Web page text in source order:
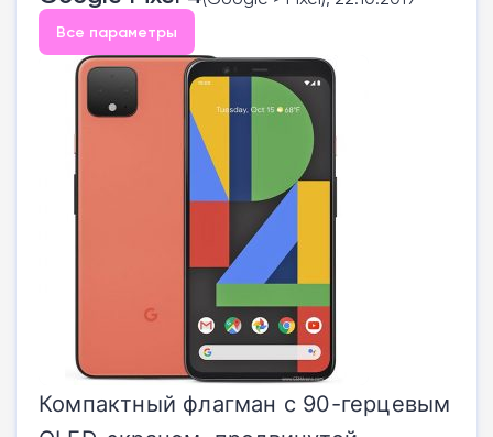
Все параметры
Компактный флагман с 90-герцевым